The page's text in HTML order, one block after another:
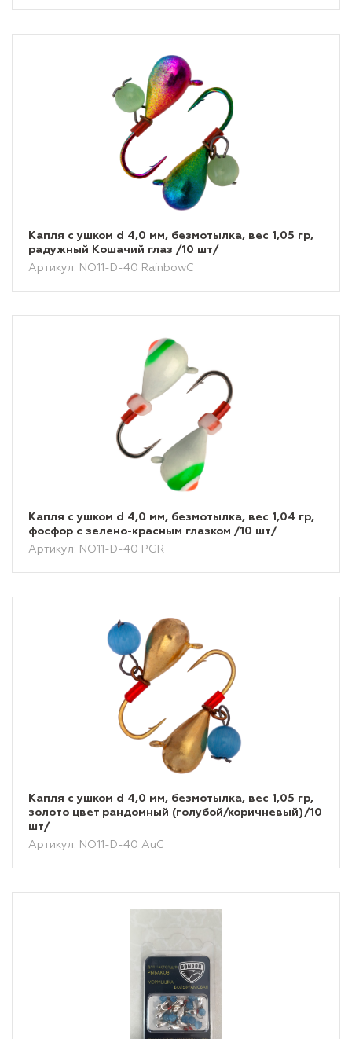
Капля с ушком d 4,0 мм, безмотылка, вес 1,05 гр,
радужный Кошачий глаз /10 шт/
Артикул: NO11-D-40 RainbowC
Капля с ушком d 4,0 мм, безмотылка, вес 1,04 гр,
фосфор с зелено-красным глазком /10 шт/
Артикул: NO11-D-40 PGR
Капля с ушком d 4,0 мм, безмотылка, вес 1,05 гр,
золото цвет рандомный (голубой/коричневый)/10
шт/
Артикул: NO11-D-40 AuC